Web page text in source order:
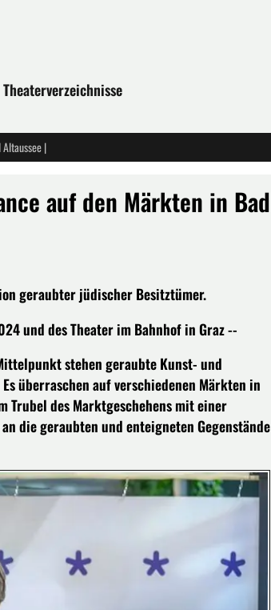
Theaterverzeichnisse
|
auf den Märkten in Bad
geraubter jüdischer Besitztümer.
und des Theater im Bahnhof in Graz --
stehen geraubte Kunst- und
überraschen auf verschiedenen Märkten in
Trubel des Marktgeschehens mit einer
die geraubten und enteigneten Gegenstände